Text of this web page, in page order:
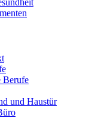
Berufe
und Haustür